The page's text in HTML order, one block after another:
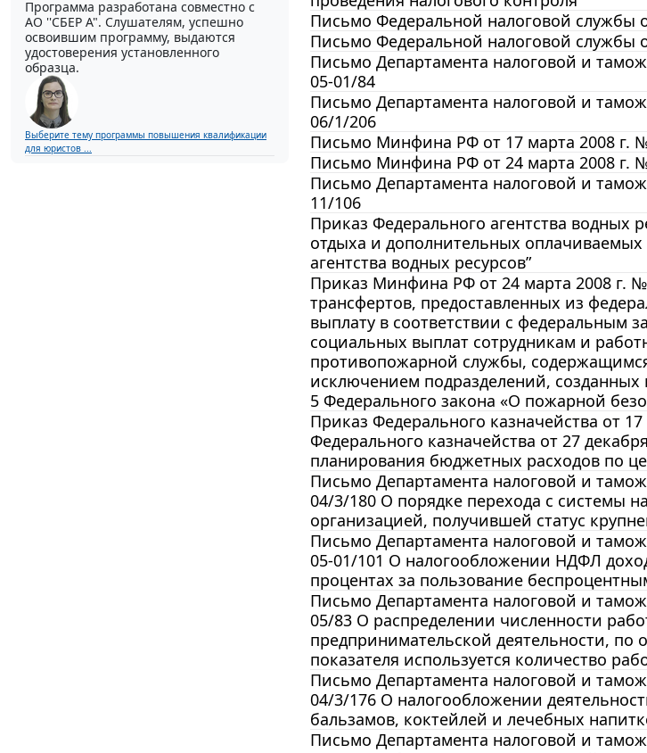
Программа разработана совместно с
АО ''СБЕР А". Слушателям, успешно
освоившим программу, выдаются
удостоверения установленного
образца.
Выберите тему программы повышения квалификации
для юристов ...
Письмо Федеральной налоговой службы
Письмо Федеральной налоговой службы
Письмо Департамента налоговой и
05-01/84
Письмо Департамента налоговой и
06/1/206
Письмо Минфина РФ от 17 марта 2008 г.
Письмо Минфина РФ от 24 марта 2008 г.
Письмо Департамента налоговой и
11/106
Приказ Федерального агентства водных
отдыха и дополнительных оплачиваемых
агентства водных ресурсов”
Приказ Минфина РФ от 24 марта 2008 г.
трансфертов, предоставленных из
выплату в соответствии с федеральным
социальных выплат сотрудникам и
противопожарной службы,
исключением подразделений, созданных
5 Федерального закона «О пожарной
Приказ Федерального казначейства от
Федерального казначейства от 27
планирования бюджетных расходов по
Письмо Департамента налоговой и
04/3/180 О порядке перехода с системы
организацией, получившей статус
Письмо Департамента налоговой и
05-01/101 О налогообложении НДФЛ
процентах за пользование
Письмо Департамента налоговой и
05/83 О распределении численности
предпринимательской деятельности, по
показателя используется количество
Письмо Департамента налоговой и
04/3/176 О налогообложении
бальзамов, коктейлей и лечебных
Письмо Департамента налоговой и